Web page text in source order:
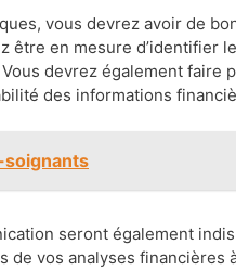
vous devrez avoir de
être en mesure d’identifier
devrez également faire
des informations
soignants
seront également
de vos analyses financières